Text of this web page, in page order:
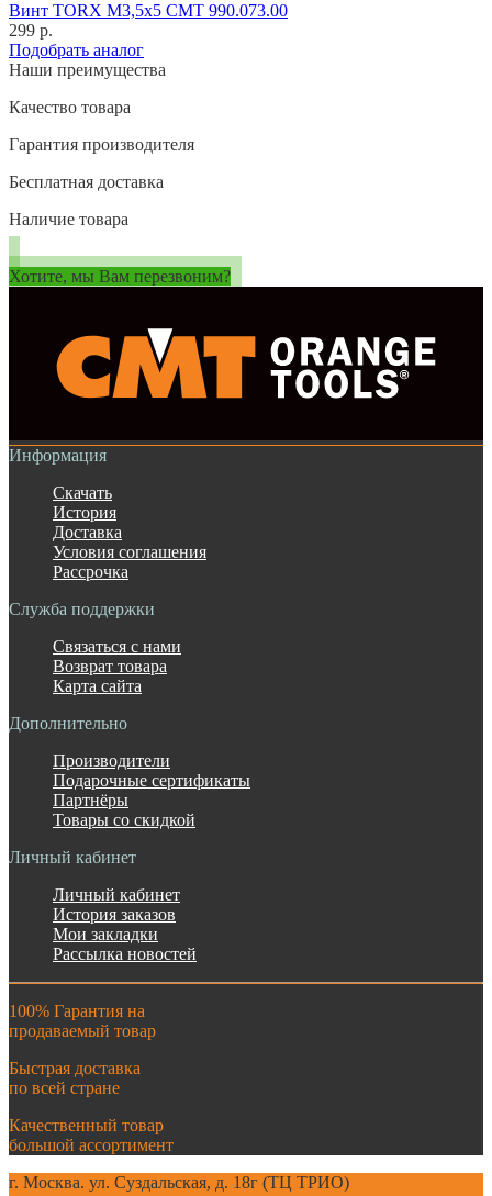
Винт TORX M3,5x5 CMT 990.073.00
299 р.
Подобрать аналог
Наши преимущества
Качество товара
Гарантия производителя
Бесплатная доставка
Наличие товара
Хотите, мы Вам перезвоним?
Информация
Скачать
История
Доставка
Условия соглашения
Рассрочка
Служба поддержки
Связаться с нами
Возврат товара
Карта сайта
Дополнительно
Производители
Подарочные сертификаты
Партнёры
Товары со скидкой
Личный кабинет
Личный кабинет
История заказов
Мои закладки
Рассылка новостей
100% Гарантия на
продаваемый товар
Быстрая доставка
по всей стране
Качественный товар
большой ассортимент
г. Москва. ул. Суздальская, д. 18г (ТЦ ТРИО)